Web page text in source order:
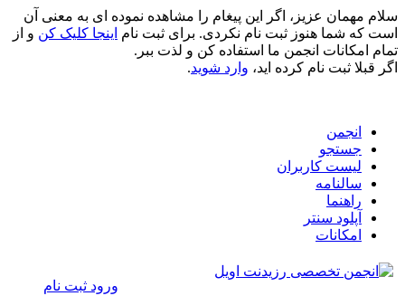
سلام مهمان عزیز، اگر این پیغام را مشاهده نموده ای به معنی آن
است که شما هنوز ثبت نام نکردی. برای ثبت نام اینجا کلیک کن و از
تمام امکانات انجمن ما استفاده کن و لذت ببر.
اگر قبلا ثبت نام کرده اید، وارد شوید.
انجمن
جستجو
لیست کاربران
سالنامه
راهنما
آپلود سنتر
امکانات
ورود ثبت نام